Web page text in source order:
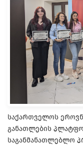
საქართველოს
განათლების
საგანმანათლებლო